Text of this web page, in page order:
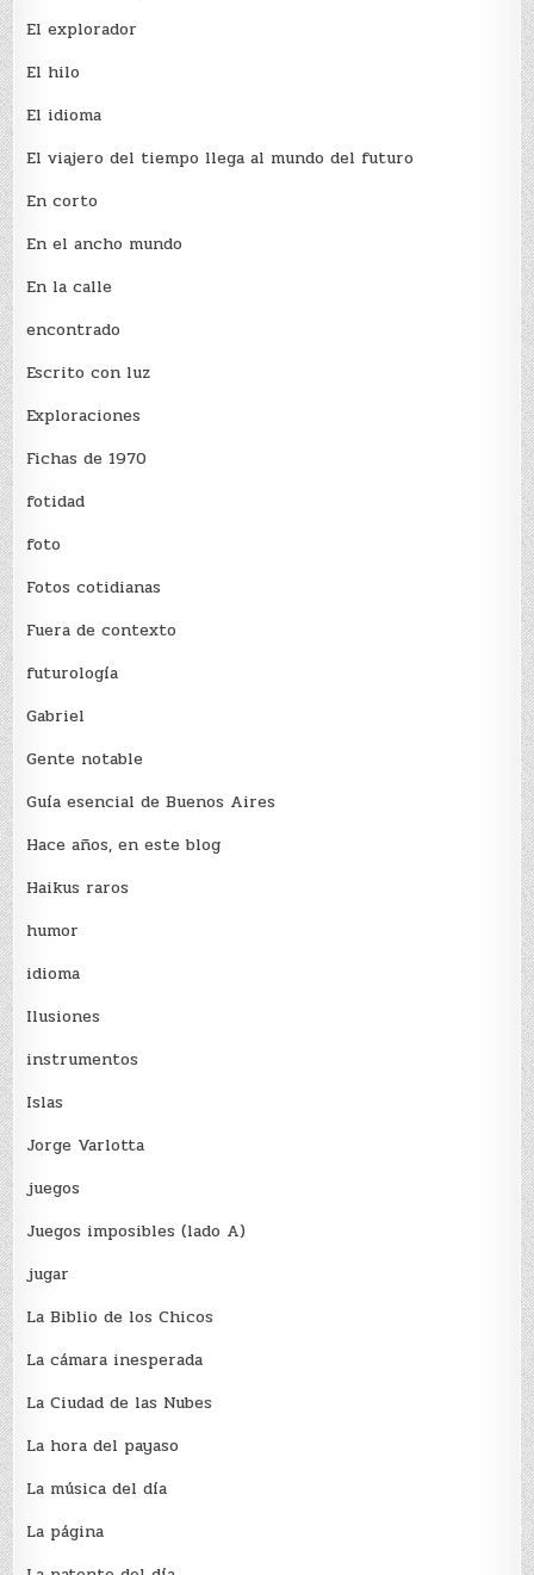
El explorador
El hilo
El idioma
El viajero del tiempo llega al mundo del futuro
En corto
En el ancho mundo
En la calle
encontrado
Escrito con luz
Exploraciones
Fichas de 1970
fotidad
foto
Fotos cotidianas
Fuera de contexto
futurología
Gabriel
Gente notable
Guía esencial de Buenos Aires
Hace años, en este blog
Haikus raros
humor
idioma
Ilusiones
instrumentos
Islas
Jorge Varlotta
juegos
Juegos imposibles (lado A)
jugar
La Biblio de los Chicos
La cámara inesperada
La Ciudad de las Nubes
La hora del payaso
La música del día
La página